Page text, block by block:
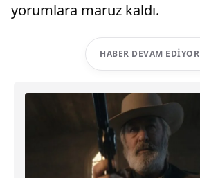
yorumlara maruz kaldı.
HABER DEVAM EDIYOR